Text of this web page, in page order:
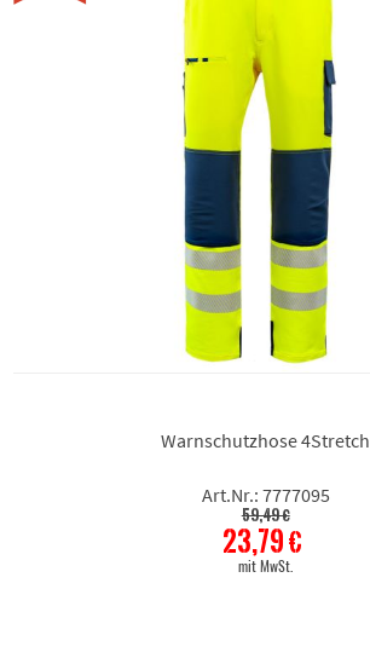
Warnschutzhose 4Stretch
Art.Nr.: 7777095
59,49 €
23,79 €
mit MwSt.